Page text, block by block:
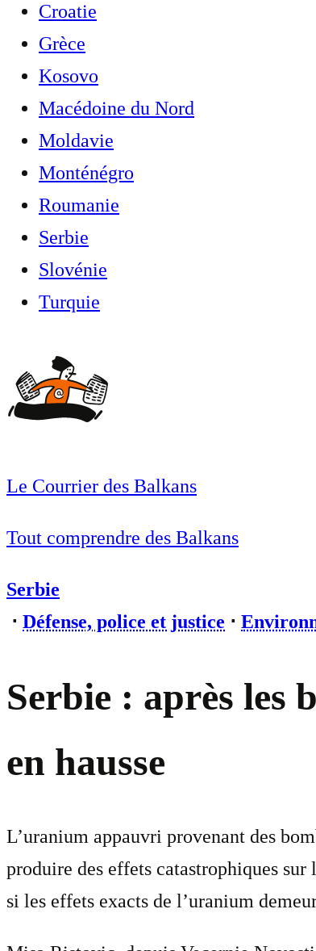
Croatie
Grèce
Kosovo
Macédoine du Nord
Moldavie
Monténégro
Roumanie
Serbie
Slovénie
Turquie
Le Courrier des Balkans
Tout comprendre des Balkans
Serbie
⋅ Défense, police et justice ⋅
Serbie : après les
en hausse
L’uranium appauvri provenant des
produire des effets catastrophiques sur
si les effets exacts de l’uranium